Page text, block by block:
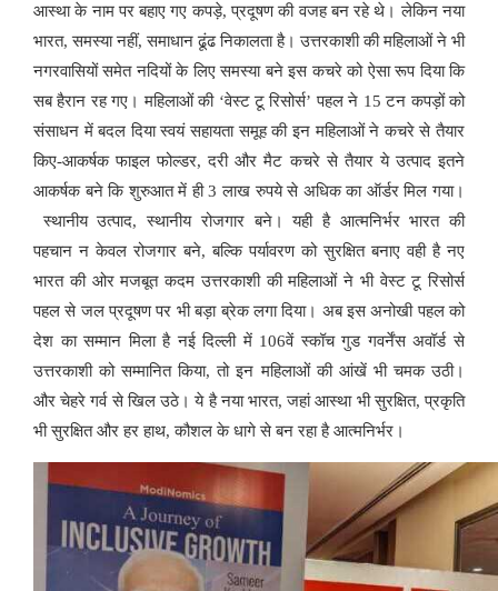
आस्था के नाम पर बहाए गए कपड़े, प्रदूषण की वजह बन रहे थे।लेकिन नया
भारत, समस्या नहीं, समाधान ढूंढ निकालता है।उत्तरकाशी की महिलाओं ने भी
नगरवासियों समेत नदियों के लिए समस्या बने इस कचरे को ऐसा रूप दिया कि
सब हैरान रह गए।महिलाओं की ‘वेस्ट टू रिसोर्स’ पहल ने 15 टन कपड़ों को
संसाधन में बदल दियास्वयं सहायता समूह की इन महिलाओं ने कचरे से तैयार
किए-आकर्षक फाइल फोल्डर, दरी और मैटकचरे से तैयार ये उत्पाद इतने
आकर्षक बने कि शुरुआत में ही 3 लाख रुपये से अधिक का ऑर्डर मिल गया।
स्थानीय उत्पाद, स्थानीय रोजगार बने। यही है आत्मनिर्भर भारत की
पहचानन केवल रोजगार बने, बल्कि पर्यावरण को सुरक्षित बनाए वही है नए
भारत की ओर मजबूत कदमउत्तरकाशी की महिलाओं ने भी वेस्ट टू रिसोर्स
पहल से जल प्रदूषण पर भी बड़ा ब्रेक लगा दिया। अब इस अनोखी पहल को
देश का सम्मान मिला हैनई दिल्ली में 106वें स्कॉच गुड गवर्नेंस अवॉर्ड से
उत्तरकाशी को सम्मानित किया, तो इन महिलाओं की आंखें भी चमक उठी।
और चेहरे गर्व से खिल उठे।ये है नया भारत, जहां आस्था भी सुरक्षित, प्रकृति
भी सुरक्षित और हर हाथ, कौशल के धागे से बन रहा है आत्मनिर्भर।